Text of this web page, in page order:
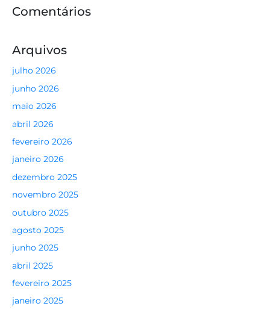
Comentários
Arquivos
julho 2026
junho 2026
maio 2026
abril 2026
fevereiro 2026
janeiro 2026
dezembro 2025
novembro 2025
outubro 2025
agosto 2025
junho 2025
abril 2025
fevereiro 2025
janeiro 2025